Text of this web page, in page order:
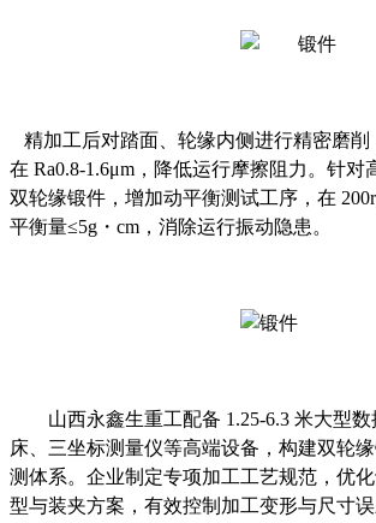
精加工后对踏面、轮缘内侧进行精密磨削
在 Ra0.8-1.6μm，降低运行摩擦阻力。针对
双轮缘锻件，增加动平衡测试工序，在
平衡量≤5g・cm，消除运行振动隐患。
山西永鑫生重工配备 1.25-6.3 米大型
床、三坐标测量仪等高端设备，构建双轮
测体系。企业制定专项加工工艺规范，优
型与装夹方案，有效控制加工变形与尺寸